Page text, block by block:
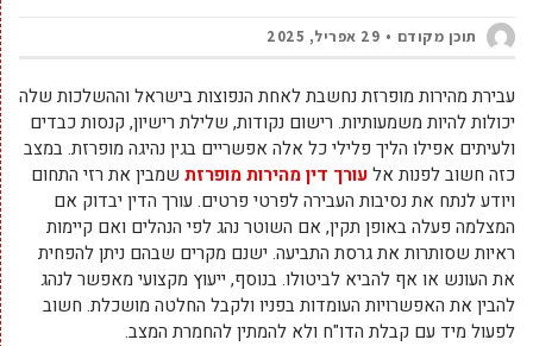
תוכן מקודם 29 אפריל, 2025
עבירת מהירות מופרזת נחשבת לאחת הנפוצות בישראל וההשלכות שלה
יכולות להיות משמעותיות. רישום נקודות, שלילת רישיון, קנסות כבדים
ולעיתים אפילו הליך פלילי כל אלה אפשריים בגין נהיגה מופרזת. במצב
כזה חשוב לפנות אלעורך דין מהירות מופרזת שמבין את רזי התחום
ויודע לנתח את נסיבות העבירה לפרטי פרטים. עורך הדין יבדוק אם
המצלמה פעלה באופן תקין, אם השוטר נהג לפי הנהלים ואם קיימות
ראיות שסותרות את גרסת התביעה. ישנם מקרים שבהם ניתן להפחית
את העונש או אף להביא לביטולו. בנוסף, ייעוץ מקצועי מאפשר לנהג
להבין את האפשרויות העומדות בפניו ולקבל החלטה מושכלת. חשוב
לפעול מיד עם קבלת הדו"ח ולא להמתין להחמרת המצב.